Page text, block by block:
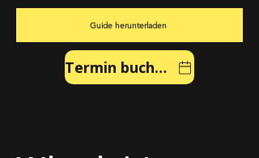
Guide herunterladen
Termin buchen